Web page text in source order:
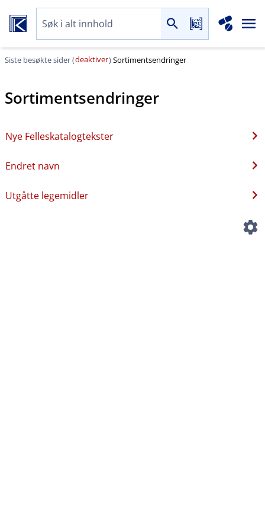
Siste besøkte sider (deaktiver)Sortimentsendringer
Sortimentsendringer
Nye Felleskatalogtekster
Endret navn
Utgåtte legemidler